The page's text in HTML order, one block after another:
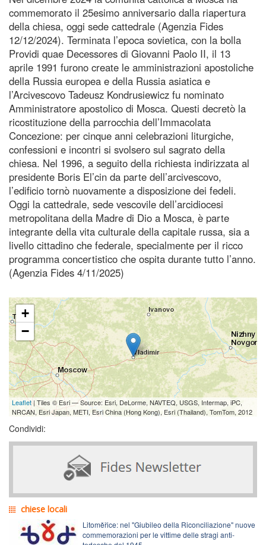
commemorato il 25esimo anniversario dalla riapertura
della chiesa, oggi sede cattedrale (Agenzia Fides
12/12/2024). Terminata l’epoca sovietica, con la bolla
Providi quae Decessores di Giovanni Paolo II, il 13
aprile 1991 furono create le amministrazioni apostoliche
della Russia europea e della Russia asiatica e
l’Arcivescovo Tadeusz Kondrusiewicz fu nominato
Amministratore apostolico di Mosca. Questi decretò la
ricostituzione della parrocchia dell’Immacolata
Concezione: per cinque anni celebrazioni liturgiche,
confessioni e incontri si svolsero sul sagrato della
chiesa. Nel 1996, a seguito della richiesta indirizzata al
presidente Boris El’cin da parte dell’arcivescovo,
l’edificio tornò nuovamente a disposizione dei fedeli.
Oggi la cattedrale, sede vescovile dell’arcidiocesi
metropolitana della Madre di Dio a Mosca, è parte
integrante della vita culturale della capitale russa, sia a
livello cittadino che federale, specialmente per il ricco
programma concertistico che ospita durante tutto l’anno.
(Agenzia Fides 4/11/2025)
+
−
Leaflet | Tiles © Esri — Source: Esri, DeLorme, NAVTEQ, USGS, Intermap, iPC,
NRCAN, Esri Japan, METI, Esri China (Hong Kong), Esri (Thailand), TomTom, 2012
Condividi:
chiese locali
Litoměřice: nel "Giubileo della Riconciliazione" nuove
commemorazioni per le vittime delle stragi anti-